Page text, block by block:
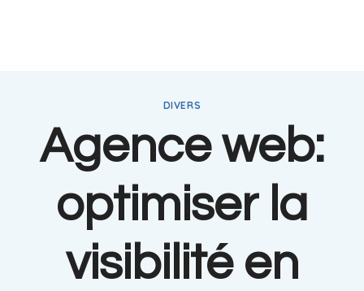
DIVERS
Agence web:
optimiser la
visibilité en